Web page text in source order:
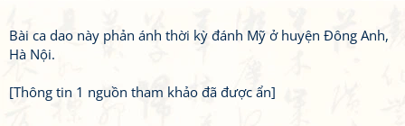
Bài ca dao này phản ánh thời kỳ đánh Mỹ ở huyện Đông Anh,
Hà Nội.
[Thông tin 1 nguồn tham khảo đã được ẩn]